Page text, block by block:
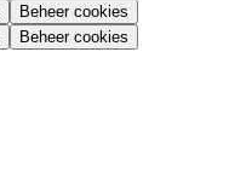
Beheer cookies
Beheer cookies